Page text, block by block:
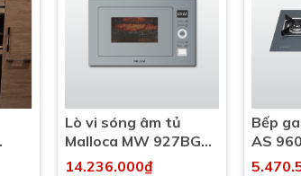
Lò vi sóng âm tủ
Malloca MW 927BG
(xám)
14.236.000₫
Bếp
AS